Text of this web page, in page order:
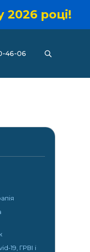
2026 році!
46-06
19, ГРВІ і